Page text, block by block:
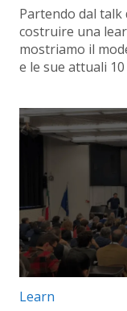
Partendo dal talk
costruire una
mostriamo il
e le sue attuali
Categorie articolo:
Learn